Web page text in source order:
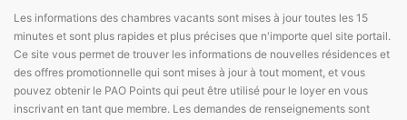
Les informations des chambres vacants sont mises à jour toutes les 15
minutes et sont plus rapides et plus précises que n'importe quel site portail.
Ce site vous permet de trouver les informations de nouvelles résidences et
des offres promotionnelle qui sont mises à jour à tout moment, et vous
pouvez obtenir le PAO Points qui peut être utilisé pour le loyer en vous
inscrivant en tant que membre. Les demandes de renseignements sont